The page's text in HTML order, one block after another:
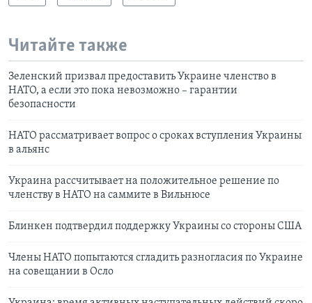
Читайте также
Зеленский призвал предоставить Украине членство в
НАТО, а если это пока невозможно – гарантии
безопасности
НАТО рассматривает вопрос о сроках вступления Украины
в альянс
Украина рассчитывает на положительное решение по
членству в НАТО на саммите в Вильнюсе
Блинкен подтвердил поддержку Украины со стороны США
Члены НАТО попытаются сгладить разногласия по Украине
на совещании в Осло